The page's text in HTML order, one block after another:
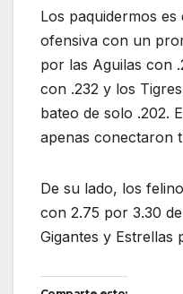
Los paquidermos
ofensiva con un
por las Aguilas con
con .232 y los
bateo de solo .202.
apenas conectaron
De su lado, los
con 2.75 por 3.30
Gigantes y Estrellas